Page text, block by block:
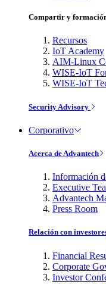
Compartir y
Recursos
IoT Academy
AIM-Linux
WISE-IoT
WISE-IoT
Security Advisory
Corporativo
Acerca de Advantech
Información
Executive
Advantech
Press Room
Relación con
Financial
Corporate
Investor